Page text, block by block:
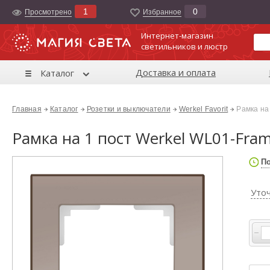
Просмотрено 1 Избранноe 0
Интернет-магазин
светильников и люстр
Каталог Доставка и оплата
Главная Каталог Розетки и выключатели Werkel Favorit Рамка
Рамка на 1 пост Werkel WL01-